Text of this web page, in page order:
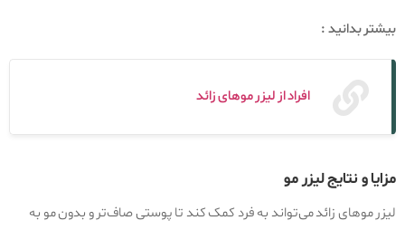
بیشتر بدانید :
افراد از لیزر موهای زائد
مزایا و نتایج لیزر مو
لیزر موهای زائد می‌تواند به فرد کمک کند تا پوستی صاف‌تر و بدون مو به